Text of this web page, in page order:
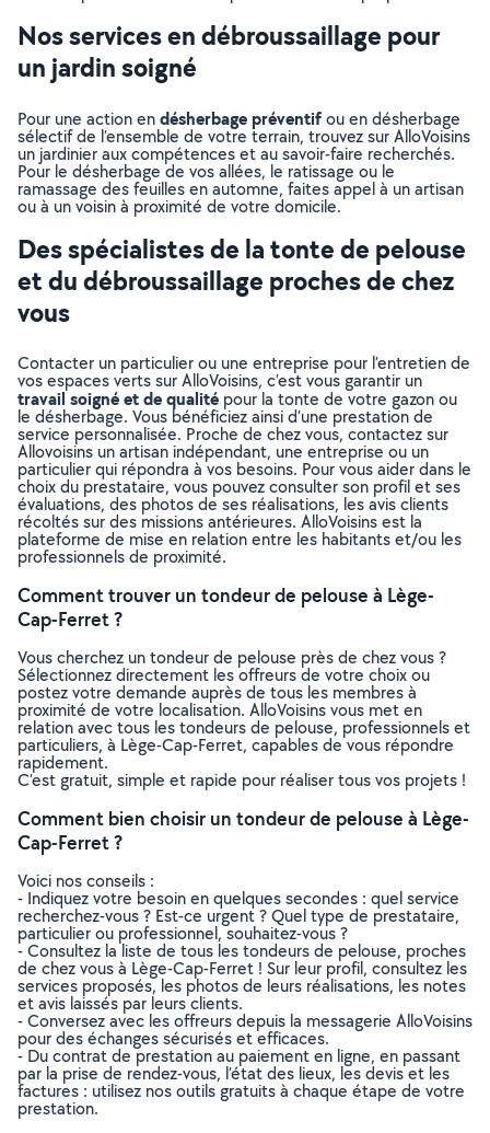
Nos services en débroussaillage pour
un jardin soigné
Pour une action endésherbage préventifou en désherbage
sélectif de l’ensemble de votre terrain, trouvez sur AlloVoisins
un jardinier aux compétences et au savoir-faire recherchés.
Pour le désherbage de vos allées, le ratissage ou le
ramassage des feuilles en automne, faites appel à un artisan
ou à un voisin à proximité de votre domicile.
Des spécialistes de la tonte de pelouse
et du débroussaillage proches de chez
vous
Contacter un particulier ou une entreprise pour l’entretien de
vos espaces verts sur AlloVoisins, c’est vous garantir un
travail soigné et de qualité pour la tonte de votre gazon ou
le désherbage. Vous bénéficiez ainsi d’une prestation de
service personnalisée. Proche de chez vous, contactez sur
Allovoisins un artisan indépendant, une entreprise ou un
particulier qui répondra à vos besoins. Pour vous aider dans le
choix du prestataire, vous pouvez consulter son profil et ses
évaluations, des photos de ses réalisations, les avis clients
récoltés sur des missions antérieures. AlloVoisins est la
plateforme de mise en relation entre les habitants et/ou les
professionnels de proximité.
Comment trouver un tondeur de pelouse à Lège-
Cap-Ferret ?
Vous cherchez un tondeur de pelouse près de chez vous ?
Sélectionnez directement les offreurs de votre choix ou
postez votre demande auprès de tous les membres à
proximité de votre localisation. AlloVoisins vous met en
relation avec tous les tondeurs de pelouse, professionnels et
particuliers, à Lège-Cap-Ferret, capables de vous répondre
rapidement.
C’est gratuit, simple et rapide pour réaliser tous vos projets !
Comment bien choisir un tondeur de pelouse à Lège-
Cap-Ferret ?
Voici nos conseils :
- Indiquez votre besoin en quelques secondes : quel service
recherchez-vous ? Est-ce urgent ? Quel type de prestataire,
particulier ou professionnel, souhaitez-vous ?
- Consultez la liste de tous les tondeurs de pelouse, proches
de chez vous à Lège-Cap-Ferret ! Sur leur profil, consultez les
services proposés, les photos de leurs réalisations, les notes
et avis laissés par leurs clients.
- Conversez avec les offreurs depuis la messagerie AlloVoisins
pour des échanges sécurisés et efficaces.
- Du contrat de prestation au paiement en ligne, en passant
par la prise de rendez-vous, l’état des lieux, les devis et les
factures : utilisez nos outils gratuits à chaque étape de votre
prestation.